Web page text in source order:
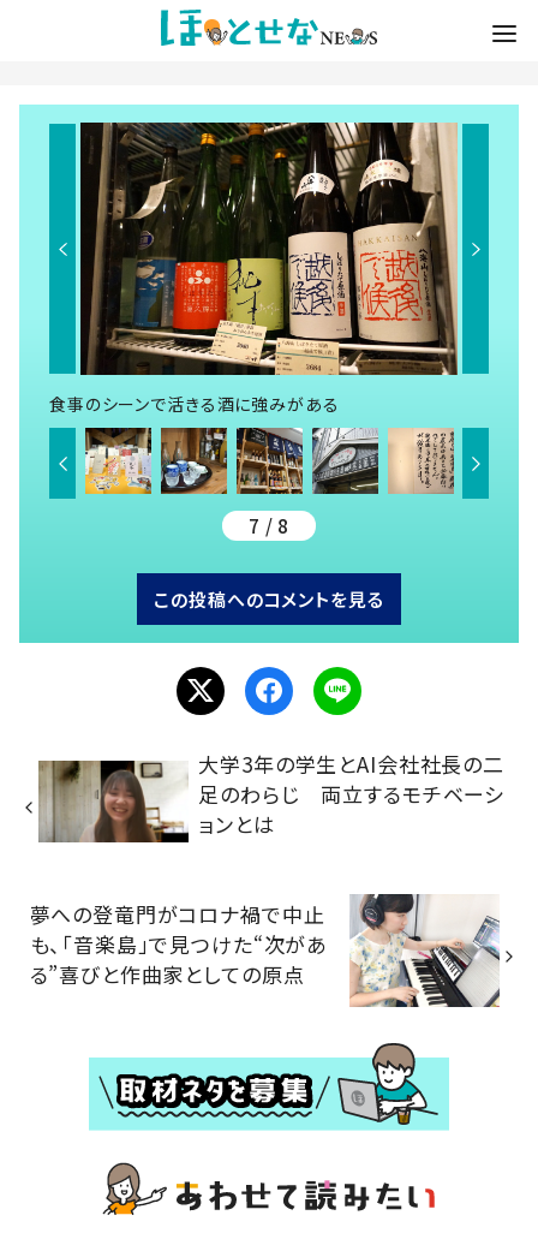
食事のシーンで活きる酒に強みがある
7 / 8
この投稿へのコメントを見る
大学3年の学生とAI会社社長の二
足のわらじ 両立するモチベーシ
ョンとは
夢への登竜門がコロナ禍で中止
も、「音楽島」で見つけた“次があ
る”喜びと作曲家としての原点